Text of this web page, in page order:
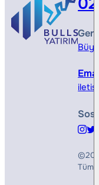
Email
Tüm